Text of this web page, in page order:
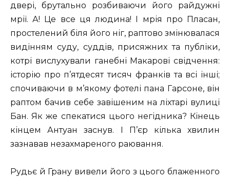
двері, брутально розбиваючи його райдужні
мрії. А! Це все ця людина! І мрія про Пласан,
простелений біля його ніг, раптово змінювалася
видінням суду, суддів, присяжних та публіки,
котрі вислухували ганебні Макарові свідчення:
історію про п’ятдесят тисяч франків та всі інші;
спочиваючи в м’якому фотелі пана Гарсоне, він
раптом бачив себе завішеним на ліхтарі вулиці
Бан. Як же спекатися цього негідника? Кінець
кінцем Антуан заснув. І П’єр кілька хвилин
зазнавав незахмареного раювання.
Рудьє й Грану вивели його з цього блаженного